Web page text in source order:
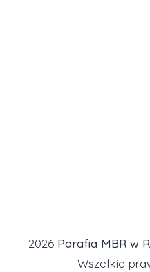
2026 Parafia MBR w
Wszelkie